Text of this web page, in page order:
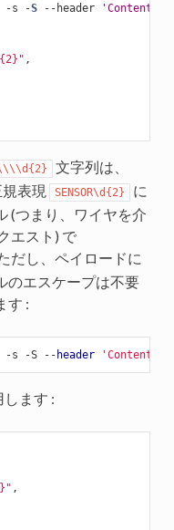
-s -S --header 'Content
,
文字列は、
表現
SENSOR\d{2}
に
(つまり、ワイヤを介
エスト) で
だし、ペイロードに
のエスケープは不要
す :
-s -S -- header 'Content-
ます :
,